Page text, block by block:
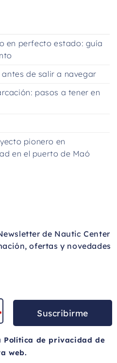
en perfecto estado: guía
de salir a navegar
pasos a tener en
pionero en
en el puerto de Maó
de Nautic Center
ofertas y novedades
Suscribirme
Política de privacidad de
web.